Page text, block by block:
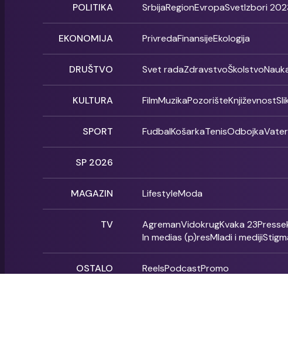
POLITIKA SrbijaRegionEvropaSvetIzbori
EKONOMIJA PrivredaFinansijeEkologija
DRUŠTVO Svet radaZdravstvoŠkolstvo
KULTURA FilmMuzikaPozorišteKnjiževnost
SPORT FudbalKošarkaTenisOdbojka
SP 2026
MAGAZIN LifestyleModa
TV AgremanVidokrugKvaka 23
In medias (p)resMladi i mediji
OSTALO ReelsPodcastPromo